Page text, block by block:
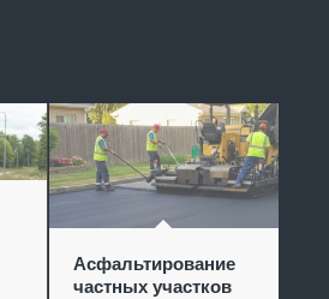
Асфальтирование
частных участков